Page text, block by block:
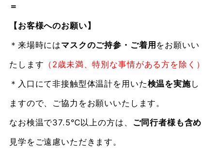
＝
【お客様へのお願い】
＊来場時にはマスクのご持参・ご着用 をお願いい
たします （2歳未満、特別な事情がある方を除く）
＊入口にて非接触型体温計を用いた検温を実施し
ますので、ご協力をお願いいたします。
なお検温で37.5℃以上の方は、
ご同行者様も含め
見学をご遠慮いただきます。